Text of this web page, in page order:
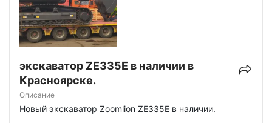
экскаватор ZE335E в наличии в
Красноярске.
Описание
Новый экскаватор Zoomlion ZE335E в наличии.